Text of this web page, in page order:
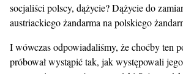
socjaliści polscy, dążycie? Dążycie do
austriackiego żandarma na polskiego
I wówczas odpowiadaliśmy, że choćby ten
próbował wystąpić tak, jak występowali